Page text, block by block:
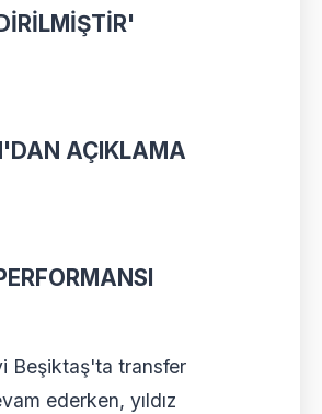
AÇIKLAMA
Beşiktaş'ta transfer
ederken, yıldız